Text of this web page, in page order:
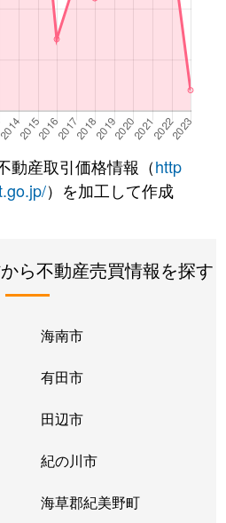
動産取引価格情報（http
）を加工して作成
ら不動産売買情報を探す
海南市
有田市
田辺市
紀の川市
海草郡紀美野町